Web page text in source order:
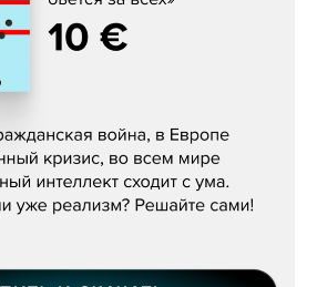
«Наше сердце